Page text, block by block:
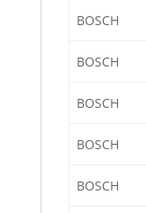
BOSCH
BOSCH
BOSCH
BOSCH
BOSCH